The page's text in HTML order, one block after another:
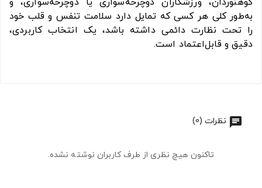
به‌طور کلی هر کسی که تمایل دارد سلامت تنفس و قلب خود
را تحت نظارت دائمی داشته باشد، یک انتخاب کاربردی،
دقیق و قابل‌اعتماد است.
نظرات (0)
تاکنون هیچ نظری از طرف کاربران نوشته نشده.